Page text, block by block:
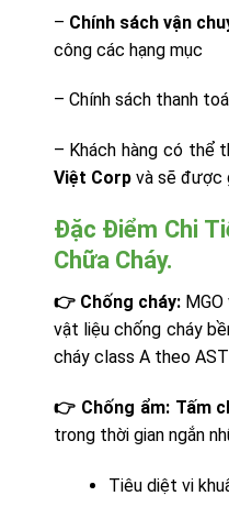
– Chính sách vận
công các hạng mục
– Chính sách thanh
– Khách hàng có thể
Việt Corpvà sẽ được
Đặc Điểm Chi
Chữa Cháy.
👉 Chống cháy:MGO
vật liệu chống cháy
cháy class A theo
👉 Chống ẩm: Tấm
trong thời gian ngắn
Tiêu diệt vi